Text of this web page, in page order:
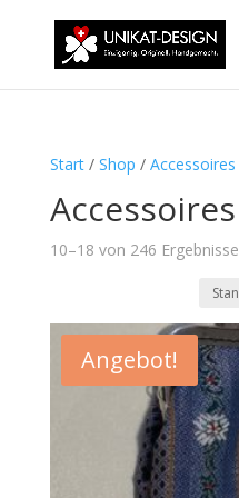
Start/ Shop / Accessoires
Accessoires
10–18 von 246
Angebot!